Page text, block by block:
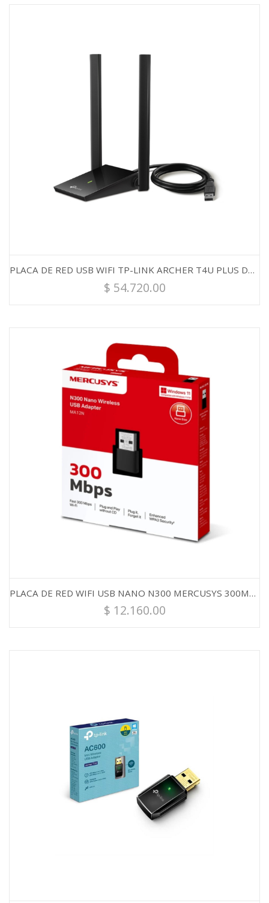
PLACA DE RED USB WIFI TP-LINK ARCHER T4U PLUS DUAL BAND AC1300
$ 54.720.00
PLACA DE RED WIFI USB NANO N300 MERCUSYS 300MBPS
$ 12.160.00